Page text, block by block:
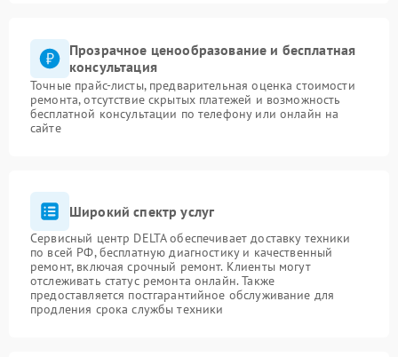
Прозрачное ценообразование и бесплатная
консультация
Точные прайс-листы, предварительная оценка стоимости
ремонта, отсутствие скрытых платежей и возможность
бесплатной консультации по телефону или онлайн на
сайте
Широкий спектр услуг
Сервисный центр DELTA обеспечивает доставку техники
по всей РФ, бесплатную диагностику и качественный
ремонт, включая срочный ремонт. Клиенты могут
отслеживать статус ремонта онлайн. Также
предоставляется постгарантийное обслуживание для
продления срока службы техники